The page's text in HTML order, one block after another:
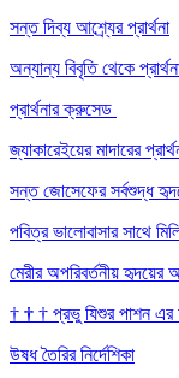
সন্ত দিব্য আশ্র্যের প্রার্থনা
অন্যান্য বিবৃতি থেকে
প্রার্থনার ক্রুসেড
জ্যাকারেইয়ের মাদারের
সন্ত জোসেফের সর্বশুদ্ধ
পবিত্র ভালোবাসার সাথে
মেরীর অপরিবর্তনীয় হৃদয়ের
† † † প্রভু যিশুর পাশন এর
উষধ তৈরির নির্দেশিকা